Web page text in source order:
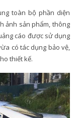
toàn bộ phần diện
ảnh sản phẩm, thông
cáo được sử dụng
có tác dụng bảo vệ,
thiết kế.